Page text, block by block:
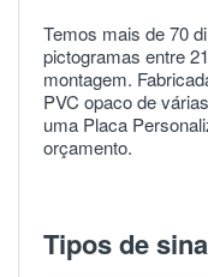
Temos mais de 70
pictogramas entre
montagem.
PVC opaco de
uma Placa
orçamento.
Tipos de